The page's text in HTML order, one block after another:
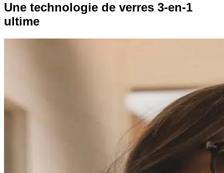
Une technologie de verres 3-en-1
ultime